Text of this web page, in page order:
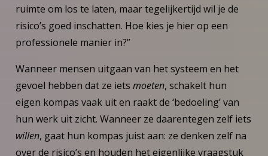
ruimte om los te laten, maar tegelijkertijd wil je de
risico’s goed inschatten. Hoe kies je hier op een
professionele manier in?”
Wanneer mensen uitgaan van het systeem en het
gevoel hebben dat ze iets moeten, schakelt hun
eigen kompas vaak uit en raakt de ‘bedoeling’ van
hun werk uit zicht. Wanneer ze daarentegen zelf iets
willen, gaat hun kompas juist aan: ze denken zelf na
over de risico’s en houden het eigenlijke vraagstuk